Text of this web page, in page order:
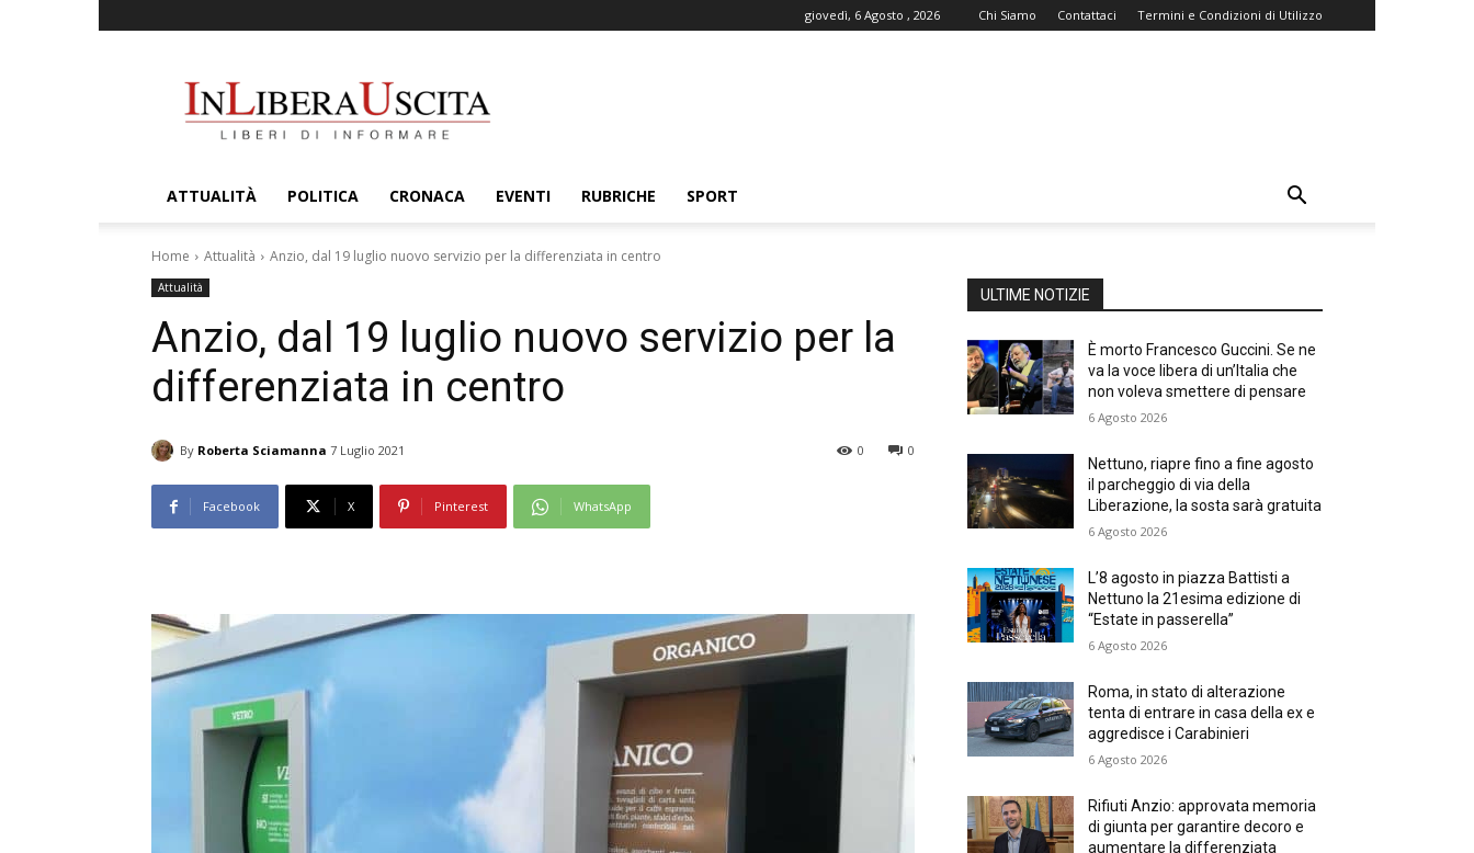
giovedì, 6 Agosto , 2026 Chi Siamo Contattaci Termini e Condizioni di Utilizzo
ATTUALITÀ POLITICA CRONACA EVENTI RUBRICHE SPORT
Home Attualità Anzio, dal 19 luglio nuovo servizio per la differenziata in centro
Attualità
Anzio, dal 19 luglio nuovo servizio per la
differenziata in centro
By Roberta Sciamanna 7 Luglio 2021 0
0
Facebook X Pinterest WhatsApp
ULTIME NOTIZIE
È morto Francesco Guccini. Se ne
va la voce libera di un’Italia che
non voleva smettere di pensare
6 Agosto 2026
Nettuno, riapre fino a fine agosto
il parcheggio di via della
Liberazione, la sosta sarà gratuita
6 Agosto 2026
L’8 agosto in piazza Battisti a
Nettuno la 21esima edizione di
“Estate in passerella”
6 Agosto 2026
Roma, in stato di alterazione
tenta di entrare in casa della ex e
aggredisce i Carabinieri
6 Agosto 2026
Rifiuti Anzio: approvata memoria
di giunta per garantire decoro e
aumentare la differenziata